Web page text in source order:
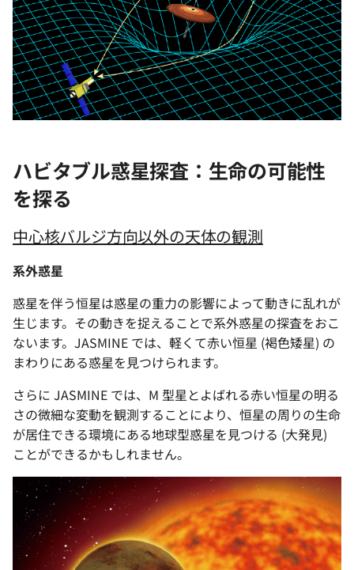
ハビタブル惑星探査：生命の可能性
を探る
中心核バルジ方向以外の天体の観測
系外惑星
惑星を伴う恒星は惑星の重力の影響によって動きに乱れが
生じます。その動きを捉えることで系外惑星の探査をおこ
ないます。JASMINE では、軽くて赤い恒星 (褐色矮星) の
まわりにある惑星を見つけられます。
さらに JASMINE では、M 型星とよばれる赤い恒星の明る
さの微細な変動を観測することにより、恒星の周りの生命
が居住できる環境にある地球型惑星を見つける (大発見)
ことができるかもしれません。